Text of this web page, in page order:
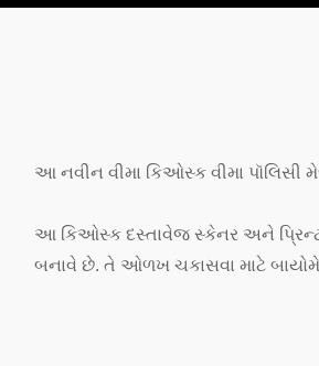
આ નવીન વીમા કિઓસ્ક વીમા પૉલિસી
આ કિઓસ્ક દસ્તાવેજ સ્કેનર અને
બનાવે છે. તે ઓળખ ચકાસવા માટે